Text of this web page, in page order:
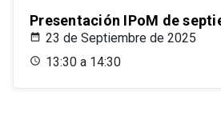
Presentación IPoM de
23 de Septiembre de 2025
13:30 a 14:30